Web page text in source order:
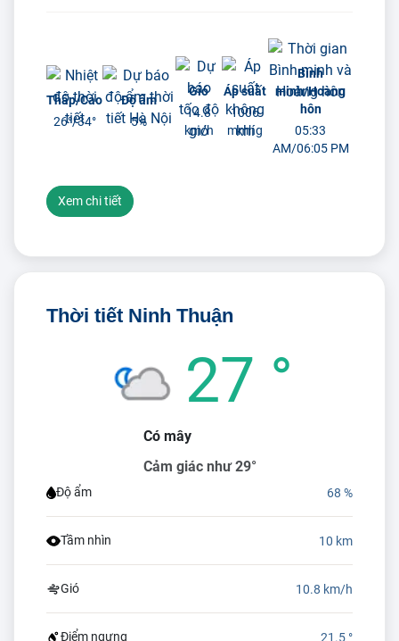
Thấp/Cao
26°/34°
Độ ẩm
5%
Gió
14.8
km/h
Áp suất
1006
mmhg
Bình
minh/Hoàng
hôn
05:33
AM/06:05 PM
Xem chi tiết
Thời tiết Ninh Thuận
27 °
Có mây
Cảm giác như 29°
Độ ẩm 68 %
Tầm nhìn 10 km
Gió 10.8 km/h
Điểm ngưng 21.5 °